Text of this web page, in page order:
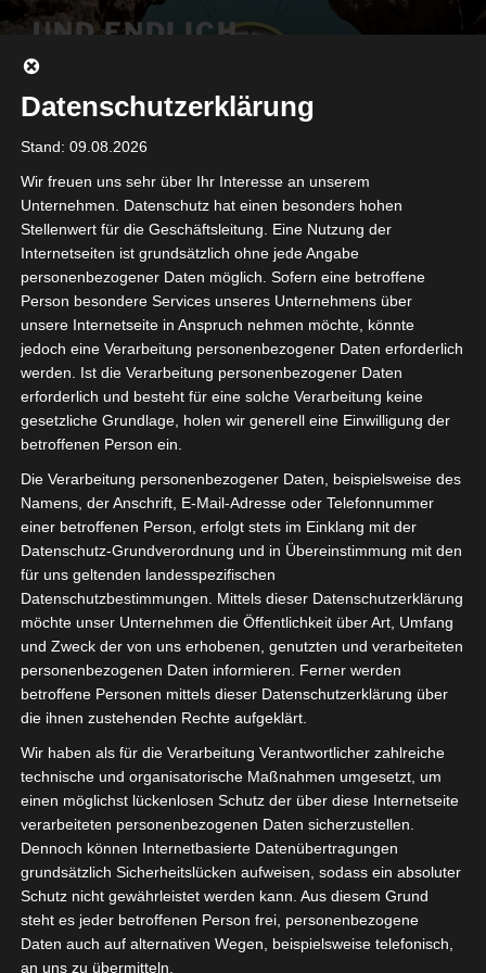
Zum
springen
UND ENDLICH
new project 2021, Switzerland by GAEG
Menü
PRESS
DEIEN
Beiträge (Auswahl)
Süddeutsche Zeitung
FAZ Feuilleton
Euromaxx
Deutsche Welle
keystone
Süddeutsche Zeitung
Münchner Merkur
Südostschweiz Zeitung
Bayern 2
BR 24
The Guardian
La Quotidiana
Datenschutzerklärung
Stand: 09.08.2026
Wir freuen uns sehr über Ihr Interesse an unserem
Unternehmen. Datenschutz hat einen besonders hohen
Stellenwert für die Geschäftsleitung. Eine Nutzung der
Internetseiten ist grundsätzlich ohne jede Angabe
personenbezogener Daten möglich. Sofern eine betroffene
Person besondere Services unseres Unternehmens über
unsere Internetseite in Anspruch nehmen möchte, könnte
jedoch eine Verarbeitung personenbezogener Daten erforderlich
werden. Ist die Verarbeitung personenbezogener Daten
erforderlich und besteht für eine solche Verarbeitung keine
gesetzliche Grundlage, holen wir generell eine Einwilligung der
betroffenen Person ein.
Die Verarbeitung personenbezogener Daten, beispielsweise des
Namens, der Anschrift, E-Mail-Adresse oder Telefonnummer
einer betroffenen Person, erfolgt stets im Einklang mit der
Datenschutz-Grundverordnung und in Übereinstimmung mit den
für uns geltenden landesspezifischen
Datenschutzbestimmungen. Mittels dieser Datenschutzerklärung
möchte unser Unternehmen die Öffentlichkeit über Art, Umfang
und Zweck der von uns erhobenen, genutzten und verarbeiteten
personenbezogenen Daten informieren. Ferner werden
betroffene Personen mittels dieser Datenschutzerklärung über
die ihnen zustehenden Rechte aufgeklärt.
Wir haben als für die Verarbeitung Verantwortlicher zahlreiche
technische und organisatorische Maßnahmen umgesetzt, um
einen möglichst lückenlosen Schutz der über diese Internetseite
verarbeiteten personenbezogenen Daten sicherzustellen.
Dennoch können Internetbasierte Datenübertragungen
grundsätzlich Sicherheitslücken aufweisen, sodass ein absoluter
Schutz nicht gewährleistet werden kann. Aus diesem Grund
steht es jeder betroffenen Person frei, personenbezogene
Daten auch auf alternativen Wegen, beispielsweise telefonisch,
an uns zu übermitteln.